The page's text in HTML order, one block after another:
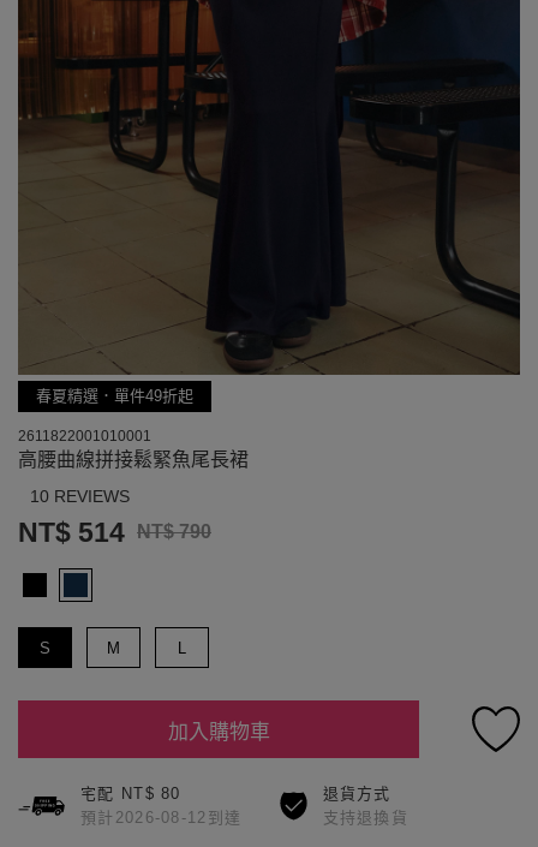
春夏精選．單件49折起
2611822001010001
高腰曲線拼接鬆緊魚尾長裙
10 REVIEWS
NT$ 514 NT$ 790
S M L
加入購物車
宅配 NT$ 80
預計2026-08-12到達
退貨方式
支持退換貨